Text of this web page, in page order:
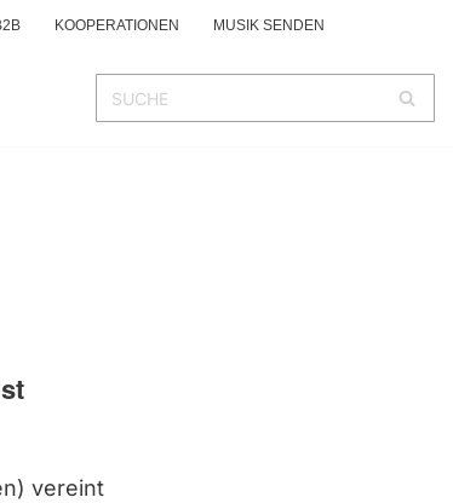
KOOPERATIONEN MUSIK SENDEN
vereint